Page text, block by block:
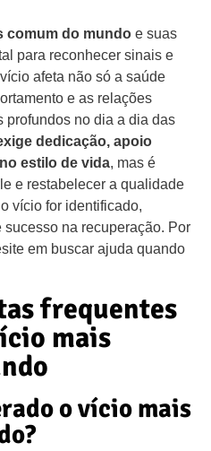
comum do mundo e suas
para reconhecer sinais e
afeta não só a saúde
e as relações
profundos no dia a dia das
dedicação, apoio
estilo de vida, mas é
e restabelecer a qualidade
vício for identificado,
na recuperação. Por
em buscar ajuda quando
frequentes
mais
o vício mais